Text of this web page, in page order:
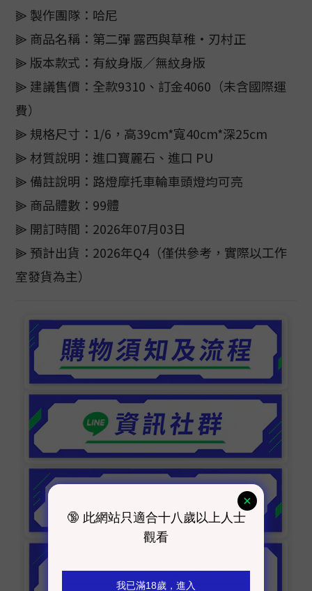
⫸ 製作團隊：哈尼
⫸ 商品名稱：第二彈 露西與草稚·刃村正
⫸ 版本款式：有紋身版／無紋身版
⫸ 建議售價：全款9310、訂金4060（未含國際運
費）
⫸ 規格尺寸：1/6，高39cm*寬40cm*深25cm
⫸ 材質說明：進口寶麗石、進口 PU
⫸ 備註說明：路燈摩托車輪車頭燈均可亮
⫸ 商品體數：99體
⫸ 開訂時間：2026年07月03日
⫸ 預計出貨：2026年Q4（僅供參考，實際以工作
室發貨為主）